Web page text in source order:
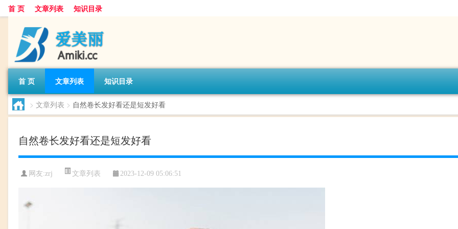
首 页 文章列表 知识目录
首 页 文章列表 知识目录
> 文章列表 > 自然卷长发好看还是短发好看
自然卷长发好看还是短发好看
网友:zrj 文章列表 2023-12-09 05:06:51